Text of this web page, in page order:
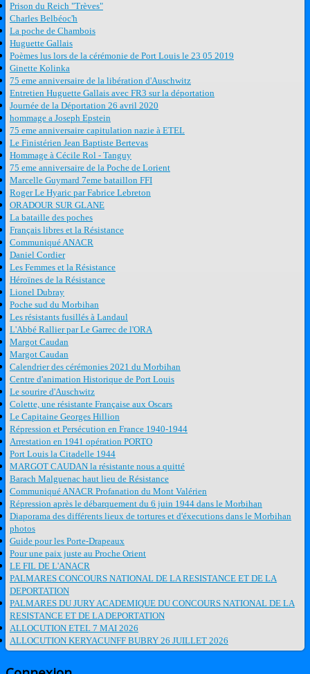
Prison du Reich "Trèves"
Charles Belbéoc'h
La poche de Chambois
Huguette Gallais
Poèmes lus lors de la cérémonie de Port Louis le 23 05 2019
Ginette Kolinka
75 eme anniversaire de la libération d'Auschwitz
Entretien Huguette Gallais avec FR3 sur la déportation
Journée de la Déportation 26 avril 2020
hommage a Joseph Epstein
75 eme anniversaire capitulation nazie à ETEL
Le Finistérien Jean Baptiste Bertevas
Hommage à Cécile Rol - Tanguy
75 eme anniversaire de la Poche de Lorient
Marcelle Guymard 7eme bataillon FFI
Roger Le Hyaric par Fabrice Lebreton
ORADOUR SUR GLANE
La bataille des poches
Français libres et la Résistance
Communiqué ANACR
Daniel Cordier
Les Femmes et la Résistance
Héroïnes de la Résistance
Lionel Dubray
Poche sud du Morbihan
Les résistants fusillés à Landaul
L'Abbé Rallier par Le Garrec de l'ORA
Margot Caudan
Margot Caudan
Calendrier des cérémonies 2021 du Morbihan
Centre d'animation Historique de Port Louis
Le sourire d'Auschwitz
Colette, une résistante Française aux Oscars
Le Capitaine Georges Hillion
Répression et Persécution en France 1940-1944
Arrestation en 1941 opération PORTO
Port Louis la Citadelle 1944
MARGOT CAUDAN la résistante nous a quitté
Barach Malguenac haut lieu de Résistance
Communiqué ANACR Profanation du Mont Valérien
Répression après le débarquement du 6 juin 1944 dans le Morbihan
Diaporama des différents lieux de tortures et d'éxecutions dans le Morbihan
photos
Guide pour les Porte-Drapeaux
Pour une paix juste au Proche Orient
LE FIL DE L'ANACR
PALMARES CONCOURS NATIONAL DE LA RESISTANCE ET DE LA
DEPORTATION
PALMARES DU JURY ACADEMIQUE DU CONCOURS NATIONAL DE LA
RESISTANCE ET DE LA DEPORTATION
ALLOCUTION ETEL 7 MAI 2026
ALLOCUTION KERYACUNFF BUBRY 26 JUILLET 2026